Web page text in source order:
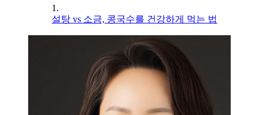
1.
설탕 vs 소금, 콩국수를 건강하게 먹는 법